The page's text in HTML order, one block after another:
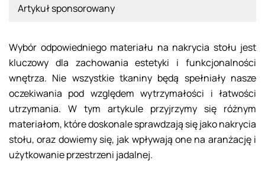
Artykuł sponsorowany
Wybór odpowiedniego materiału na nakrycia stołu jest
kluczowy dla zachowania estetyki i funkcjonalności
wnętrza. Nie wszystkie tkaniny będą spełniały nasze
oczekiwania pod względem wytrzymałości i łatwości
utrzymania. W tym artykule przyjrzymy się różnym
materiałom, które doskonale sprawdzają się jako nakrycia
stołu, oraz dowiemy się, jak wpływają one na aranżację i
użytkowanie przestrzeni jadalnej.